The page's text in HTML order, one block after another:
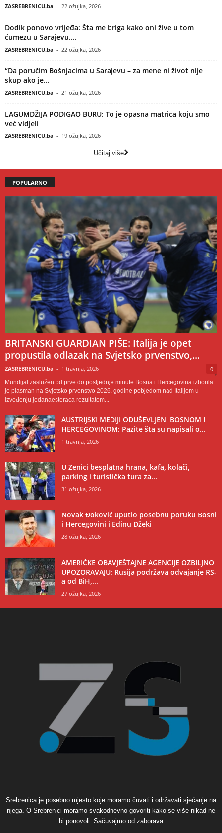
ZASREBRENICU.ba - 22 ožujka, 2026
Dodik ponovo vrijeđa: Šta me briga kako oni žive u tom
ćumezu u Sarajevu....
ZASREBRENICU.ba - 22 ožujka, 2026
“Da poručim Bošnjacima u Sarajevu – za mene ni život nije
skup ako je...
ZASREBRENICU.ba - 21 ožujka, 2026
LAGUMDŽIJA PODIGAO BURU: To je opasna matrica koju smo
već vidjeli
ZASREBRENICU.ba - 19 ožujka, 2026
Učitaj više
POPULARNO
BRITANSKI GUARDIAN PIŠE: Italija je opet
propustila odlazak na Svjetsko prvenstvo,...
ZASREBRENICU.ba - 1 travnja, 2026 0
Mundijal zaslužen od prve do posljednje minute Bosna i Hercegovina izborila
je plasman na Svjetsko prvenstvo 2026. godine pobjedom nad Italijom u
izvođenju jedanaesteraca rezultatom...
AUSTRIJSKI MEDIJI ODUŠEVLJENI BOSNOM I
HERCEGOVINOM: Pazite šta su napisali o...
1 travnja, 2026
U Zenici besplatna hrana, kafa, kolači,
parking i turistička tura za...
31 ožujka, 2026
Novak Đoković uputio posebnu poruku Bosni
i Hercegovini i Edinu Džeki
28 ožujka, 2026
AMERIČKE OBAVJEŠTAJNE AGENCIJE OZBILJNO
UPOZORAVAJU: Rusija podržava odvajanje RS-
a od BiH,...
27 ožujka, 2026
Srebrenica je posebno mjesto koje moramo čuvati i održavati sjećanje na
njega. O Srebrenici moramo svakodnevno govoriti kako se više nikad ne
bi ponovoli. Sačuvajmo od zaborava